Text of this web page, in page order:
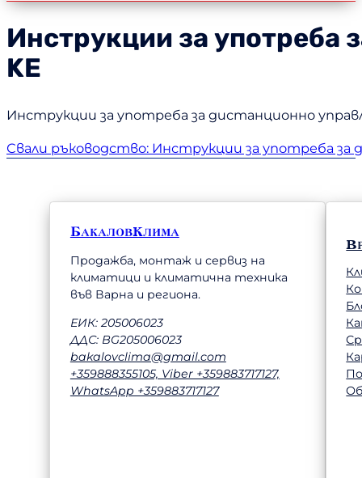
Инструкции за употреба
KE
Инструкции за употреба за дистанционно
Свали ръководство: Инструкции за употреба за
БакаловКлима
Продажба, монтаж и сервиз на
климатици и климатична техника
във Варна и региона.
ЕИК: 205006023
ДДС: BG205006023
bakalovclima@gmail.com
+359888355105, Viber +359883717127,
WhatsApp +359883717127